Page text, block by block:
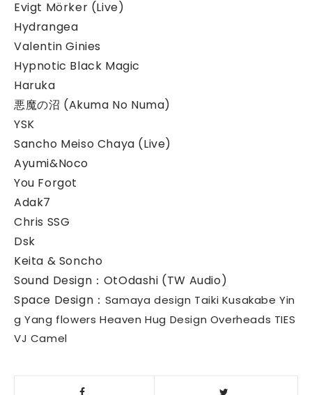
Evigt Mörker (Live)
Hydrangea
Valentin Ginies
Hypnotic Black Magic
Haruka
悪魔の沼 (Akuma No Numa)
YSK
Sancho Meiso Chaya (Live)
Ayumi&Noco
You Forgot
Adak7
Chris SSG
Dsk
Keita & Soncho
Sound Design：OtOdashi (TW Audio)
Space Design： Samaya design Taiki Kusakabe Yin
g Yang flowers Heaven Hug Design Overheads TIES
VJ Camel